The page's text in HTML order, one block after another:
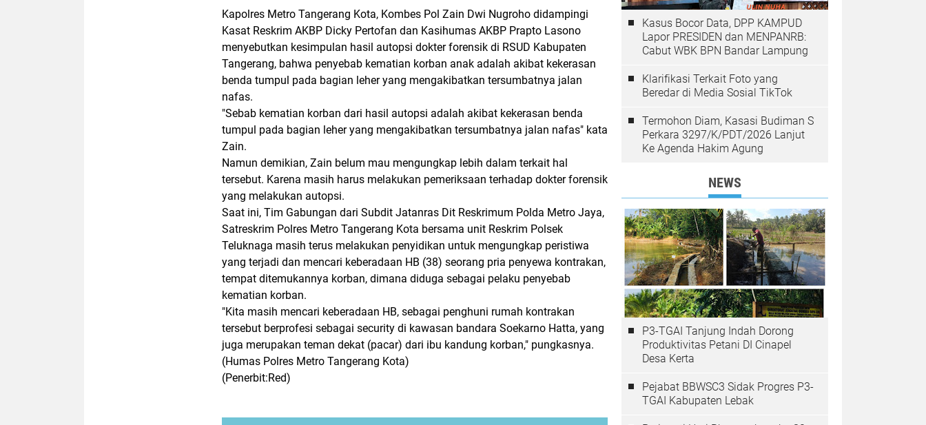
Kapolres Metro Tangerang Kota, Kombes Pol Zain Dwi Nugroho didampingi
Kasat Reskrim AKBP Dicky Pertofan dan Kasihumas AKBP Prapto Lasono
menyebutkan kesimpulan hasil autopsi dokter forensik di RSUD Kabupaten
Tangerang, bahwa penyebab kematian korban anak adalah akibat kekerasan
benda tumpul pada bagian leher yang mengakibatkan tersumbatnya jalan
nafas.
"Sebab kematian korban dari hasil autopsi adalah akibat kekerasan benda
tumpul pada bagian leher yang mengakibatkan tersumbatnya jalan nafas" kata
Zain.
Namun demikian, Zain belum mau mengungkap lebih dalam terkait hal
tersebut. Karena masih harus melakukan pemeriksaan terhadap dokter forensik
yang melakukan autopsi.
Saat ini, Tim Gabungan dari Subdit Jatanras Dit Reskrimum Polda Metro Jaya,
Satreskrim Polres Metro Tangerang Kota bersama unit Reskrim Polsek
Teluknaga masih terus melakukan penyidikan untuk mengungkap peristiwa
yang terjadi dan mencari keberadaan HB (38) seorang pria penyewa kontrakan,
tempat ditemukannya korban, dimana diduga sebagai pelaku penyebab
kematian korban.
"Kita masih mencari keberadaan HB, sebagai penghuni rumah kontrakan
tersebut berprofesi sebagai security di kawasan bandara Soekarno Hatta, yang
juga merupakan teman dekat (pacar) dari ibu kandung korban," pungkasnya.
(Humas Polres Metro Tangerang Kota)
(Penerbit:Red)
Kasus Bocor Data, DPP KAMPUD
Lapor PRESIDEN dan MENPANRB:
Cabut WBK BPN Bandar Lampung
Klarifikasi Terkait Foto yang
Beredar di Media Sosial TikTok
Termohon Diam, Kasasi Budiman S
Perkara 3297/K/PDT/2026 Lanjut
Ke Agenda Hakim Agung
NEWS
P3-TGAI Tanjung Indah Dorong
Produktivitas Petani DI Cinapel
Desa Kerta
Pejabat BBWSC3 Sidak Progres P3-
TGAI Kabupaten Lebak